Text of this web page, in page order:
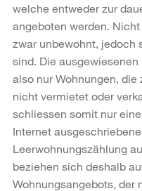
welche entweder zur
angeboten werden.
zwar unbewohnt, jedoch
sind. Die
also nur Wohnungen,
nicht vermietet oder
schliessen somit nur
Internet
Leerwohnungszählung
beziehen sich deshalb
Wohnungsangebots, der